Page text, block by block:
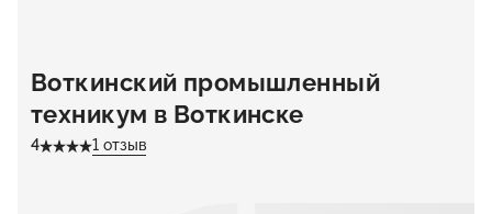
Воткинский промышленный
техникум в Воткинске
4 1 отзыв